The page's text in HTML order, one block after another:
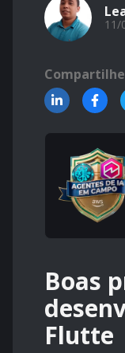
11/
Compartilhe
Boas
Flutte